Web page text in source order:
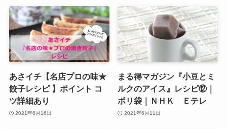
あさイチ【名店プロの味★
餃子レシピ 】ポイント コ
ツ詳細あり
2021年6月16日
まる得マガジン『小豆とミ
ルクのアイス』レシピ⑫｜
ポリ袋｜ＮＨＫ Ｅテレ
2021年6月11日